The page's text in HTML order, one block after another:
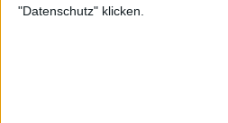
"Datenschutz" klicken.